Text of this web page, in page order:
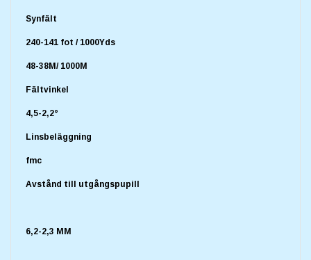
Synfält
240-141 fot / 1000Yds
48-38M/ 1000M
Fältvinkel
4,5-2,2°
Linsbeläggning
fmc
Avstånd till utgångspupill
6,2-2,3 MM